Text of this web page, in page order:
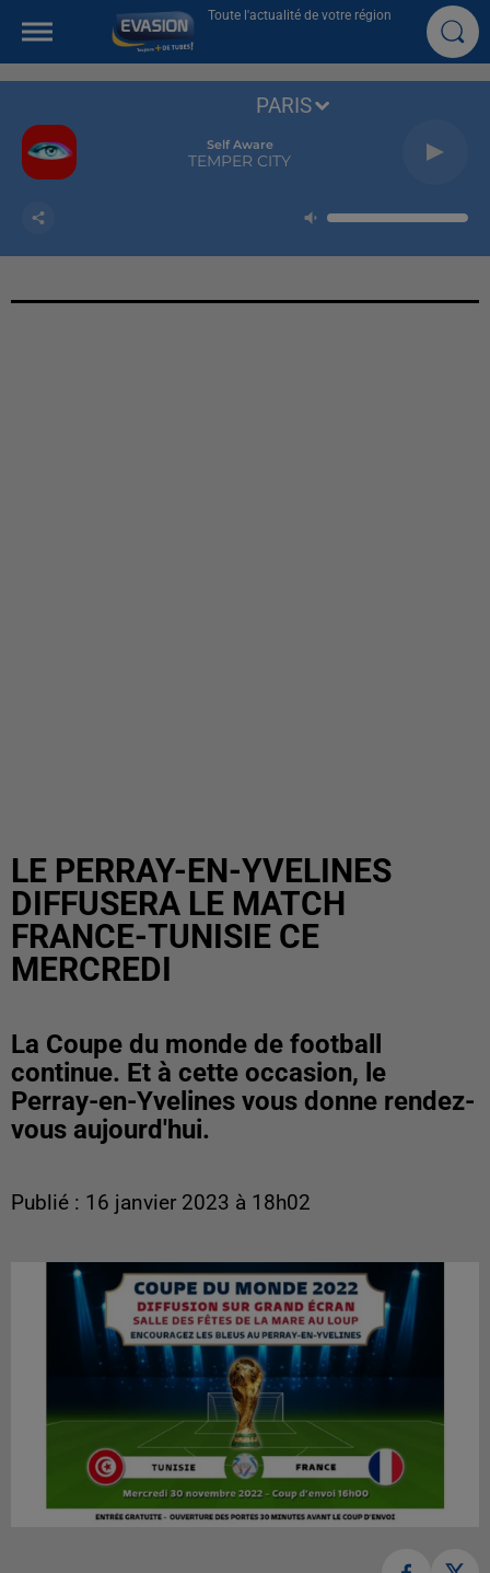
Toute l'actualité de votre région
Self Aware
TEMPER CITY
PARIS
LE PERRAY-EN-YVELINES
DIFFUSERA LE MATCH
FRANCE-TUNISIE CE
MERCREDI
La Coupe du monde de football
continue. Et à cette occasion, le
Perray-en-Yvelines vous donne rendez-
vous aujourd'hui.
Publié : 16 janvier 2023 à 18h02